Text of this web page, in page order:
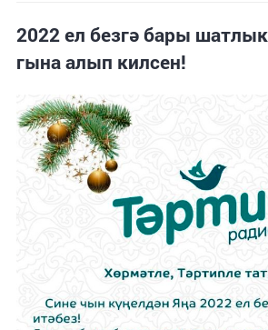
2022 ел безгә бары
гына алып килсен!